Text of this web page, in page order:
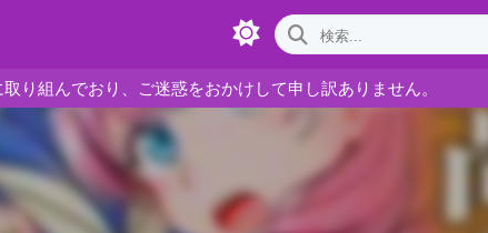
り組んでおり、ご迷惑をおかけして申し訳ありません。